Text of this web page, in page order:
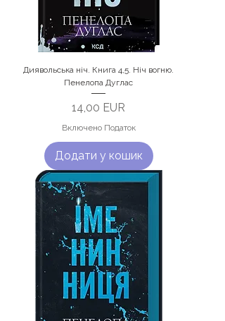
Диявольська ніч. Книга 4,5. Ніч вогню.
Пенелопа Дуглас
Ціна
14,00 EUR
Включено Податок
Додати у кошик